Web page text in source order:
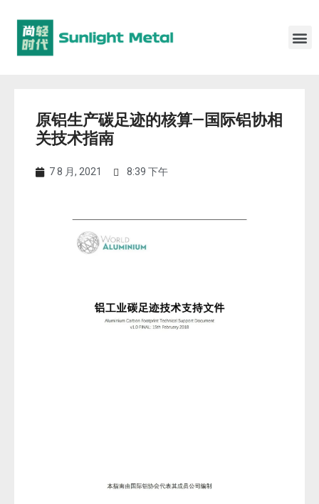
原铝生产碳足迹的核算—国际铝协相
关技术指南
7 8 月, 2021 8:39 下午